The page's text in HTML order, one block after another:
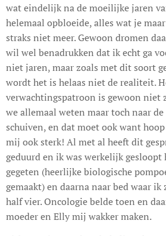
wat eindelijk na de moeilijke jaren
helemaal opbloeide, alles wat je
straks niet meer. Gewoon dromen
wil wel benadrukken dat ik echt ga
niet jaren, maar zoals met dit soort
wordt het is helaas niet de realiteit.
verwachtingspatroon is gewoon niet
we allemaal weten maar toch naar
schuiven, en dat moet ook want
mij ook sterk! Al met al heeft dit
geduurd en ik was werkelijk
gegeten (heerlijke biologische
gemaakt) en daarna naar bed waar
half vier. Oncologie belde toen en
moeder en Elly mij wakker maken.